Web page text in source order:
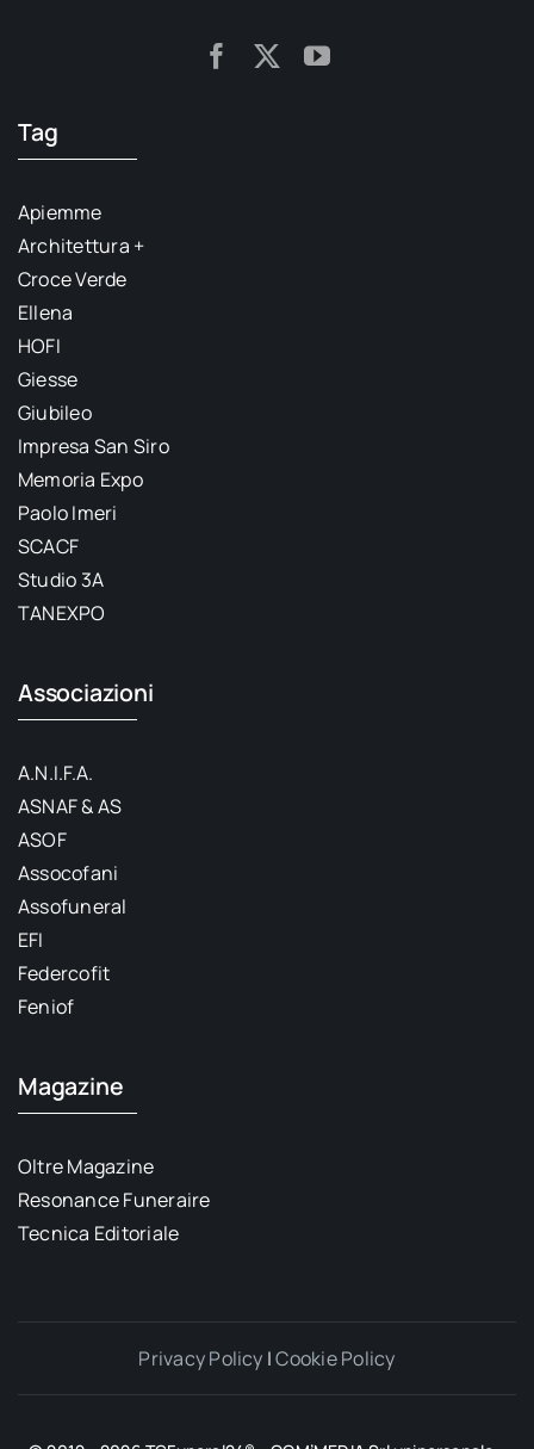
Tag
Apiemme
Architettura +
Croce Verde
Ellena
HOFI
Giesse
Giubileo
Impresa San Siro
Memoria Expo
Paolo Imeri
SCACF
Studio 3A
TANEXPO
Associazioni
A.N.I.F.A.
ASNAF & AS
ASOF
Assocofani
Assofuneral
EFI
Federcofit
Feniof
Magazine
Oltre Magazine
Resonance Funeraire
Tecnica Editoriale
Privacy Policy |Cookie Policy